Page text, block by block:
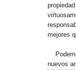
mejores
nuevos